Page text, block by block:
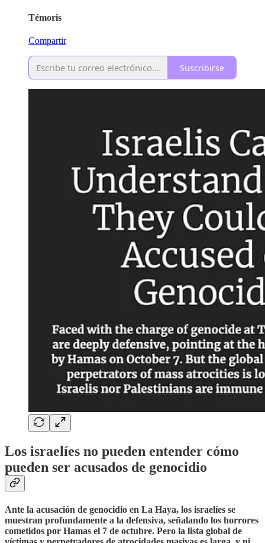
Témoris
Compartir
Suscribirse
Los israelíes no pueden entender cómo
pueden ser acusados de genocidio
Ante la acusación de genocidio en La Haya, los israelíes se
muestran profundamente a la defensiva, señalando los horrores
cometidos por Hamas el 7 de octubre. Pero la lista global de